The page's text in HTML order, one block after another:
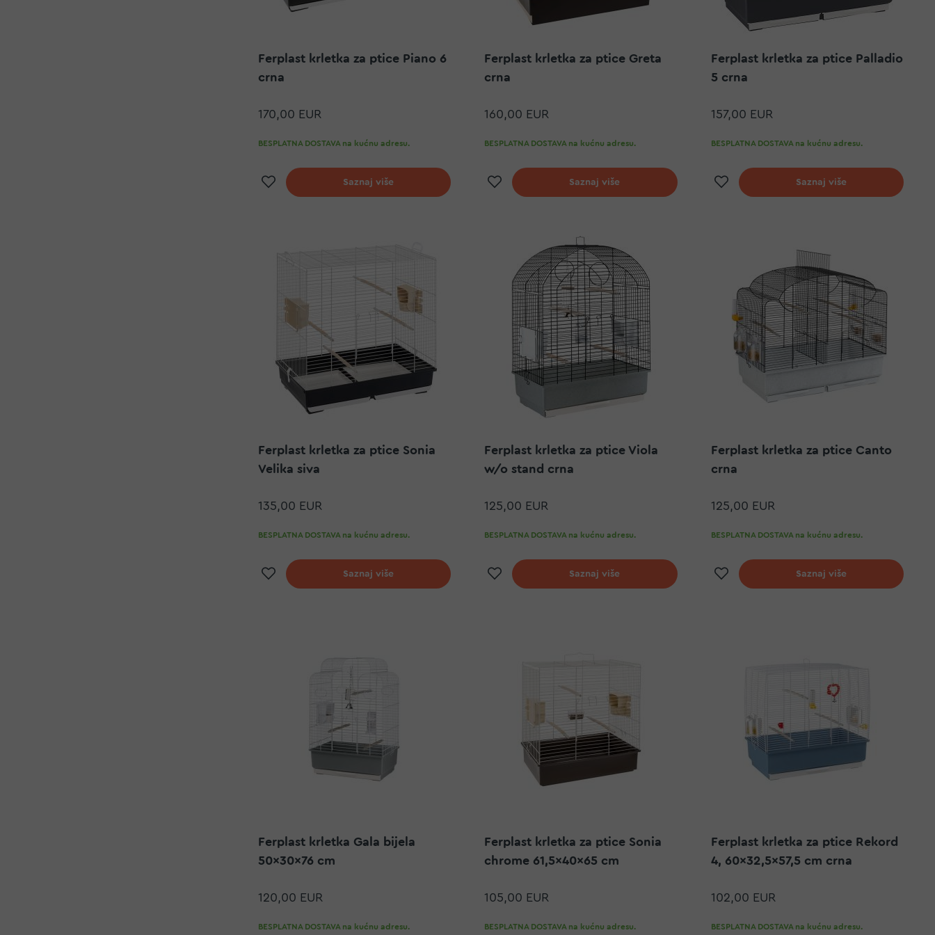
Ferplast krletka za ptice Piano 6
crna
170,00 EUR
BESPLATNA DOSTAVA na kućnu adresu.
Saznaj više
Dodaj na listu želja
Ferplast krletka za ptice Greta
crna
160,00 EUR
BESPLATNA DOSTAVA na kućnu adresu.
Saznaj više
Dodaj na listu želja
Ferplast krletka za ptice Palladio
5 crna
157,00 EUR
BESPLATNA DOSTAVA na kućnu adresu.
Saznaj više
Dodaj na listu želja
Ferplast krletka za ptice Sonia
Velika siva
135,00 EUR
BESPLATNA DOSTAVA na kućnu adresu.
Saznaj više
Dodaj na listu želja
Ferplast krletka za ptice Viola
w/o stand crna
125,00 EUR
BESPLATNA DOSTAVA na kućnu adresu.
Saznaj više
Dodaj na listu želja
Ferplast krletka za ptice Canto
crna
125,00 EUR
BESPLATNA DOSTAVA na kućnu adresu.
Saznaj više
Dodaj na listu želja
Ferplast krletka Gala bijela
50x30x76 cm
120,00 EUR
BESPLATNA DOSTAVA na kućnu adresu.
Ferplast krletka za ptice Sonia
chrome 61,5x40x65 cm
105,00 EUR
BESPLATNA DOSTAVA na kućnu adresu.
Ferplast krletka za ptice Rekord
4, 60x32,5x57,5 cm crna
102,00 EUR
BESPLATNA DOSTAVA na kućnu adresu.